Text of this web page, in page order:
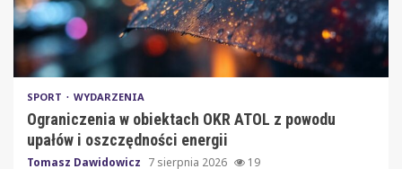
SPORT WYDARZENIA
Ograniczenia w obiektach OKR ATOL z powodu
upałów i oszczędności energii
Tomasz Dawidowicz 7 sierpnia 2026 19